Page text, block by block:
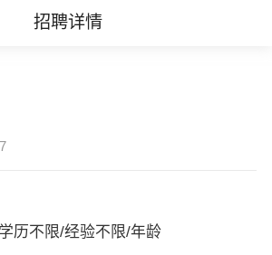
招聘详情
历不限/经验不限/年龄